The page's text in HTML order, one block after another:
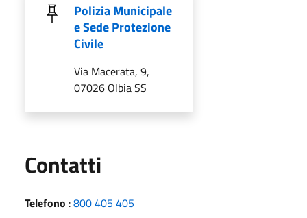
Polizia Municipale
e Sede Protezione
Civile
Via Macerata, 9,
07026 Olbia SS
Contatti
Telefono :800 405 405